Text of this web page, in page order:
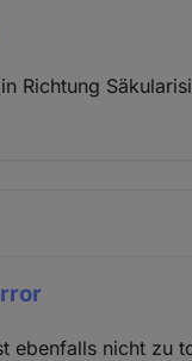
Richtung
ebenfalls nicht zu